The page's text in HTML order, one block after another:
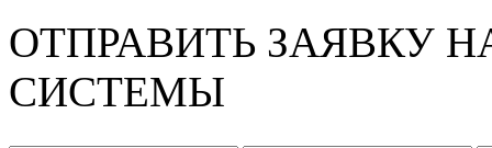
ОТПРАВИТЬ ЗАЯВКУ
СИСТЕМЫ